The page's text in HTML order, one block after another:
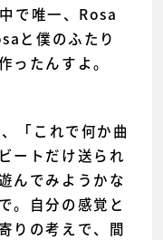
で唯一、Rosa
と僕のふたり
ったんすよ。
「これで何か曲
ートだけ送られ
んでみようかな
。自分の感覚と
りの考えで、間